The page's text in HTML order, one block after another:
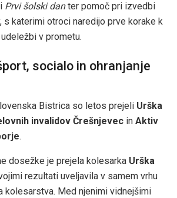
Prvi šolski danter pomoč pri izvedbi
katerimi otroci naredijo prve korake k
v prometu.
socialo in ohranjanje
Bistrica so letos prejeli Urška
invalidov Črešnjevec in Aktiv
.
dosežke je prejela kolesarka Urška
rezultati uveljavila v samem vrhu
kolesarstva. Med njenimi vidnejšimi